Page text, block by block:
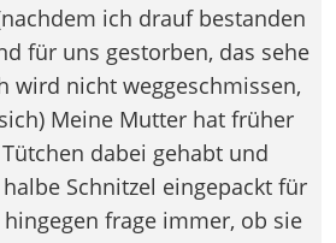
ich drauf bestanden
für uns gestorben, das sehe
wird nicht weggeschmissen,
Meine Mutter hat früher
dabei gehabt und
Schnitzel eingepackt für
frage immer, ob sie